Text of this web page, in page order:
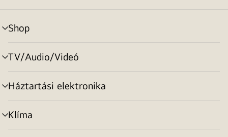
Shop
menu
toggle
TV/Audio/Videó
menu
toggle
Háztartási elektronika
menu
toggle
Klíma
menu
toggle